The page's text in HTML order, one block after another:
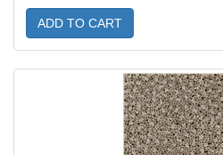
ADD TO CART